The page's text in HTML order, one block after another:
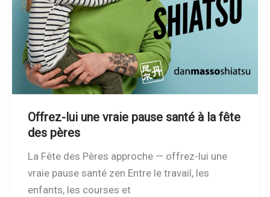
Offrez-lui une vraie pause santé à la fête
des pères
La Fête des Pères approche — offrez-lui une
vraie pause santé zen Entre le travail, les
enfants, les courses et